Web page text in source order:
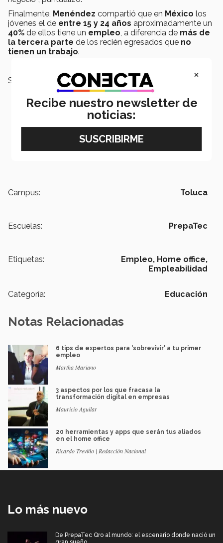
Finalmente, Menéndez compartió que en México los
jóvenes el de entre 15 y 24 años aproximadamente un
40% de ellos tiene un empleo, a diferencia de más de
la tercera parte de los recién egresados que no
tienen un trabajo.
SEGURO TE PUEDE INTERESAR:
Campus: Toluca
Escuelas: PrepaTec
Etiquetas: Empleo, Home office,
Empleabilidad
Categoría: Educación
Notas Relacionadas
6 tips de expertos para 'sobrevivir' a tu primer
empleo
Martha Mariano
3 aspectos por los que fracasa la
transformación digital en empresas
Mauricio Aguilar
20 herramientas y apps que serán tus aliados
en el home office
Ricardo Treviño | Redacción Nacional
Lo más nuevo
De PrepaTec Qro al mundo: el escenario donde nació un
×
Recibe nuestro newsletter de
noticias: